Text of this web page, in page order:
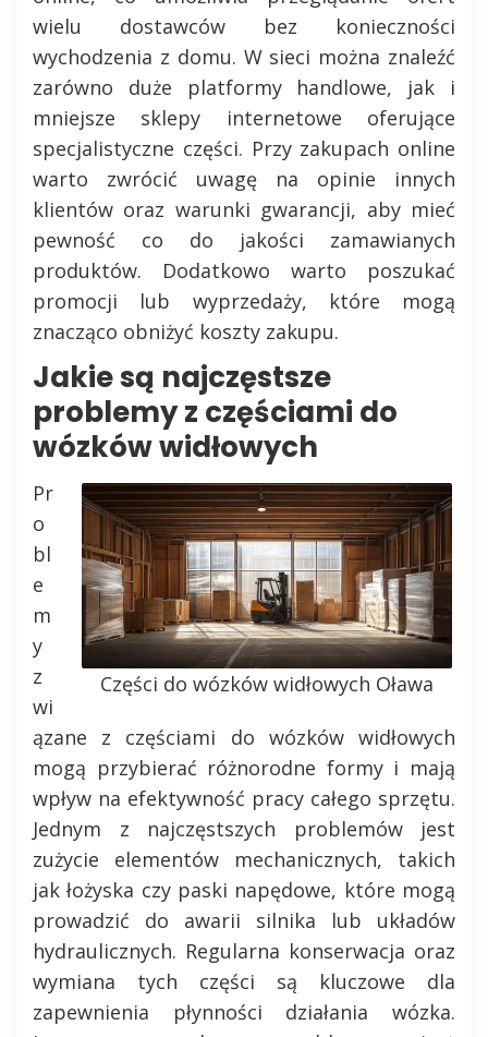
wielu dostawców bez konieczności
wychodzenia z domu. W sieci można znaleźć
zarówno duże platformy handlowe, jak i
mniejsze sklepy internetowe oferujące
specjalistyczne części. Przy zakupach online
warto zwrócić uwagę na opinie innych
klientów oraz warunki gwarancji, aby mieć
pewność co do jakości zamawianych
produktów. Dodatkowo warto poszukać
promocji lub wyprzedaży, które mogą
znacząco obniżyć koszty zakupu.
Jakie są najczęstsze
problemy z częściami do
wózków widłowych
Części do wózków widłowych Oława
Pr
o
bl
e
m
y
z
wi
ązane z częściami do wózków widłowych
mogą przybierać różnorodne formy i mają
wpływ na efektywność pracy całego sprzętu.
Jednym z najczęstszych problemów jest
zużycie elementów mechanicznych, takich
jak łożyska czy paski napędowe, które mogą
prowadzić do awarii silnika lub układów
hydraulicznych. Regularna konserwacja oraz
wymiana tych części są kluczowe dla
zapewnienia płynności działania wózka.